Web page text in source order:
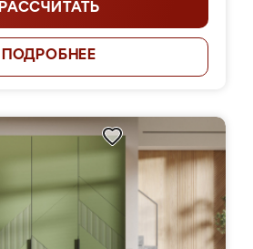
РАССЧИТАТЬ
ПОДРОБНЕЕ